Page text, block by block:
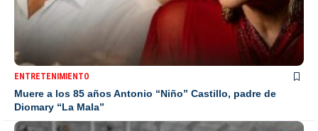
ENTRETENIMIENTO
Muere a los 85 años Antonio “Niño” Castillo, padre de
Diomary “La Mala”